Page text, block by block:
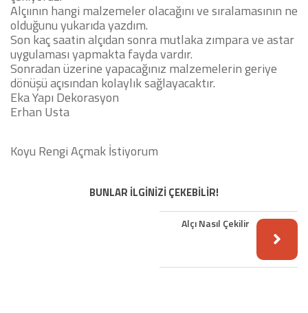
Alçıının hangi malzemeler olacağını ve sıralamasının ne
olduğunu yukarıda yazdım.
Son kaç saatin alçıdan sonra mutlaka zımpara ve astar
uygulaması yapmakta fayda vardır.
Sonradan üzerine yapacağınız malzemelerin geriye
dönüşü açısından kolaylık sağlayacaktır.
Eka Yapı Dekorasyon
Erhan Usta
Koyu Rengi Açmak İstiyorum
BUNLAR İLGİNİZİ ÇEKEBİLİR!
Alçı Nasıl Çekilir